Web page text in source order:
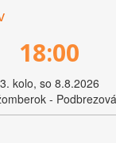
18:00
3. kolo, so 8.8.2026
- Podbrezová